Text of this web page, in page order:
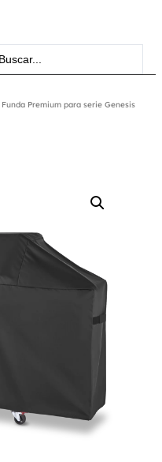
Premium para serie Genesis